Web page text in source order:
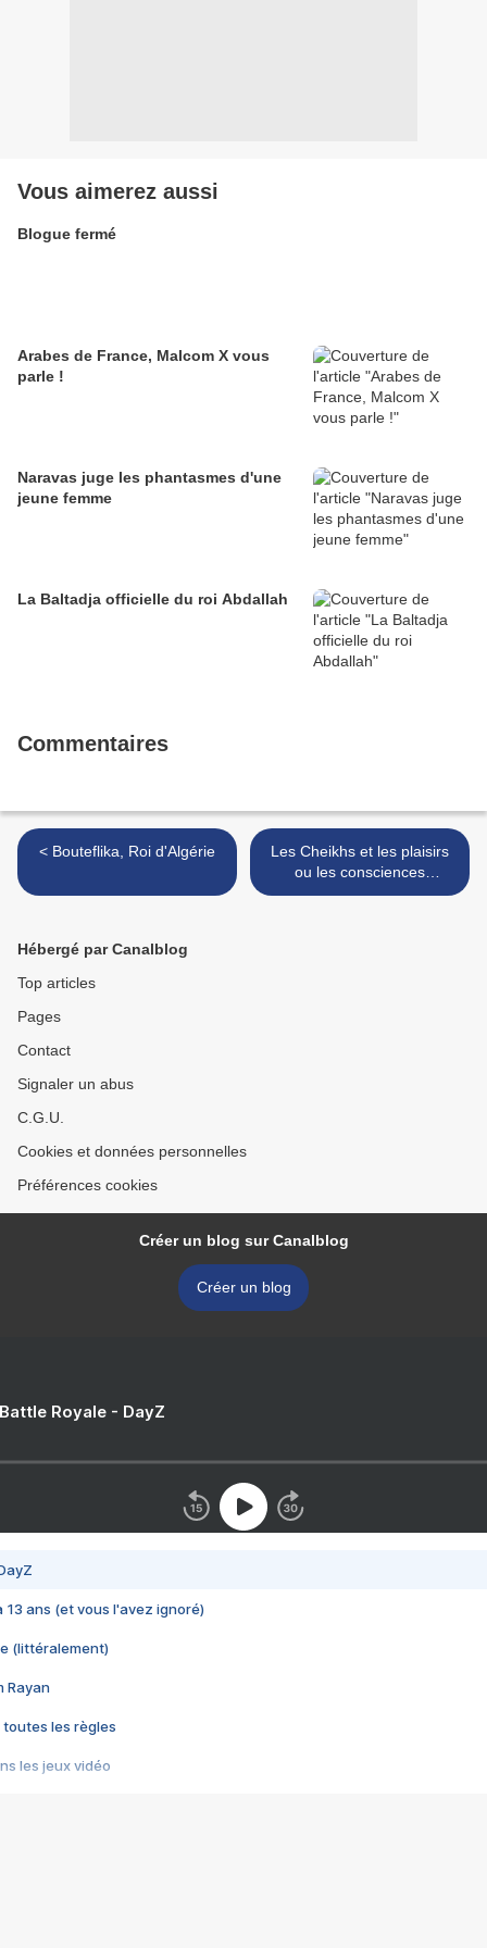
Vous aimerez aussi
Blogue fermé
Arabes de France, Malcom X vous
parle !
Naravas juge les phantasmes d'une
jeune femme
La Baltadja officielle du roi Abdallah
Commentaires
< Bouteflika, Roi d'Algérie
Les Cheikhs et les plaisirs
ou les consciences
anachroniques >
Hébergé par Canalblog
Top articles
Pages
Contact
Signaler un abus
C.G.U.
Cookies et données personnelles
Préférences cookies
Créer un blog sur Canalblog
Créer un blog
Royale - DayZ
13 ans (et vous l'avez ignoré)
(littéralement)
Rayan
toutes les règles
les jeux vidéo